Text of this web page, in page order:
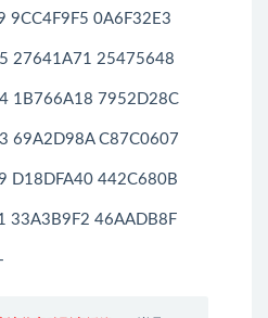
9CC4F9F5 0A6F32E3
27641A71 25475648
1B766A18 7952D28C
69A2D98A C87C0607
D18DFA40 442C680B
33A3B9F2 46AADB8F